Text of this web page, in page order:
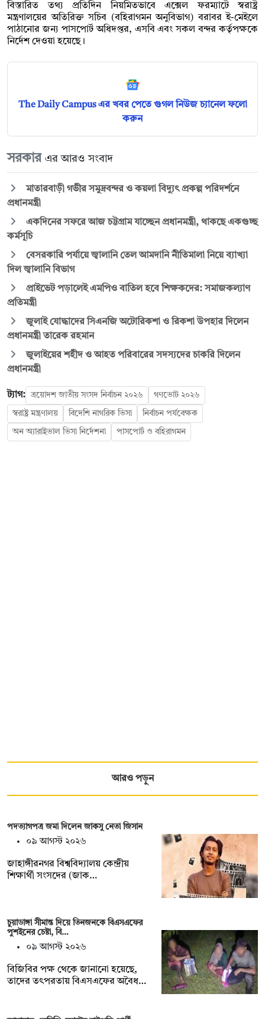
বিস্তারিত তথ্য প্রতিদিন নিয়মিতভাবে এক্সেল ফরম্যাটে স্বরাষ্ট্র
মন্ত্রণালয়ের অতিরিক্ত সচিব (বহিরাগমন অনুবিভাগ) বরাবর ই-মেইলে
পাঠানোর জন্য পাসপোর্ট অধিদপ্তর, এসবি এবং সকল বন্দর কর্তৃপক্ষকে
নির্দেশ দেওয়া হয়েছে।
The Daily Campus এর খবর পেতে গুগল নিউজ চ্যানেল ফলো
করুন
সরকার এর আরও সংবাদ
মাতারবাড়ী গভীর সমুদ্রবন্দর ও কয়লা বিদ্যুৎ প্রকল্প পরিদর্শনে
প্রধানমন্ত্রী
একদিনের সফরে আজ চট্টগ্রাম যাচ্ছেন প্রধানমন্ত্রী, থাকছে একগুচ্ছ
কর্মসূচি
বেসরকারি পর্যায়ে জ্বালানি তেল আমদানি নীতিমালা নিয়ে ব্যাখ্যা
দিল জ্বালানি বিভাগ
প্রাইভেট পড়ালেই এমপিও বাতিল হবে শিক্ষকদের: সমাজকল্যাণ
প্রতিমন্ত্রী
জুলাই যোদ্ধাদের সিএনজি অটোরিকশা ও রিকশা উপহার দিলেন
প্রধানমন্ত্রী তারেক রহমান
জুলাইয়ের শহীদ ও আহত পরিবারের সদস্যদের চাকরি দিলেন
প্রধানমন্ত্রী
ট্যাগ: ত্রয়োদশ জাতীয় সংসদ নির্বাচন ২০২৬ গণভোট ২০২৬
স্বরাষ্ট্র মন্ত্রণালয় বিদেশি নাগরিক ভিসা নির্বাচন পর্যবেক্ষক
অন অ্যারাইভাল ভিসা নির্দেশনা পাসপোর্ট ও বহিরাগমন
আরও পড়ুন
পদত্যাগপত্র জমা দিলেন জাকসু নেতা জিসান
০৯ আগস্ট ২০২৬
জাহাঙ্গীরনগর বিশ্ববিদ্যালয় কেন্দ্রীয়
শিক্ষার্থী সংসদের (জাক…
চুয়াডাঙ্গা সীমান্ত দিয়ে তিনজনকে বিএসএফের
পুশইনের চেষ্টা, বি…
০৯ আগস্ট ২০২৬
বিজিবির পক্ষ থেকে জানানো হয়েছে,
তাদের তৎপরতায় বিএসএফের অবৈধ…